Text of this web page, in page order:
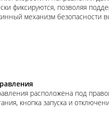
фиксируются, позволяя
механизм безопасности
расположена под
кнопка запуска и